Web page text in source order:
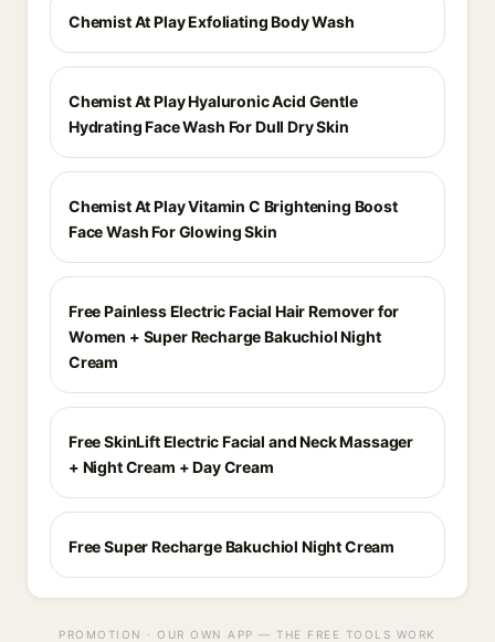
Chemist At Play Exfoliating Body Wash
Chemist At Play Hyaluronic Acid Gentle
Hydrating Face Wash For Dull Dry Skin
Chemist At Play Vitamin C Brightening Boost
Face Wash For Glowing Skin
Free Painless Electric Facial Hair Remover for
Women + Super Recharge Bakuchiol Night
Cream
Free SkinLift Electric Facial and Neck Massager
+ Night Cream + Day Cream
Free Super Recharge Bakuchiol Night Cream
PROMOTION · OUR OWN APP — THE FREE TOOLS WORK